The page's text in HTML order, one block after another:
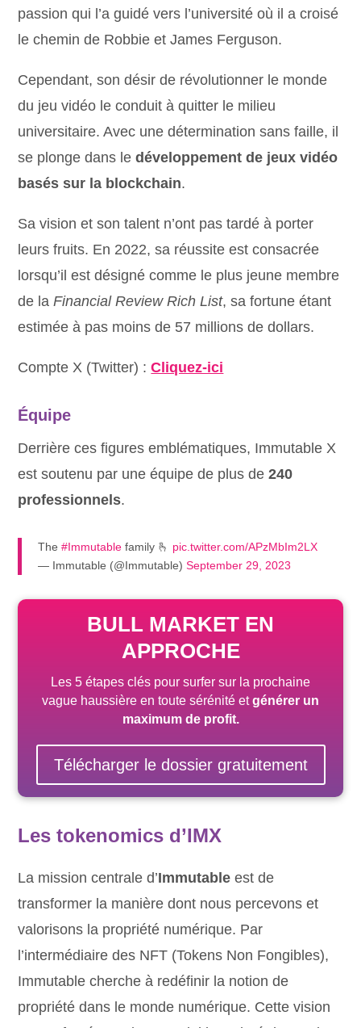
passion qui l’a guidé vers l’université où il a croisé
le chemin de Robbie et James Ferguson.
Cependant, son désir de révolutionner le monde
du jeu vidéo le conduit à quitter le milieu
universitaire. Avec une détermination sans faille, il
se plonge dans ledéveloppement de jeux vidéo
basés sur la blockchain.
Sa vision et son talent n’ont pas tardé à porter
leurs fruits. En 2022, sa réussite est consacrée
lorsqu’il est désigné comme le plus jeune membre
de laFinancial Review Rich List, sa fortune étant
estimée à pas moins de 57 millions de dollars.
Compte X (Twitter) :Cliquez-ici
Équipe
Derrière ces figures emblématiques, Immutable X
est soutenu par une équipe de plus de240
professionnels.
The#Immutable family 🫰 pic.twitter.com/APzMbIm2LX
— Immutable (@Immutable)September 29, 2023
BULL MARKET EN
APPROCHE
Les 5 étapes clés pour surfer sur la prochaine
vague haussière en toute sérénité etgénérer un
maximum de profit.
Télécharger le dossier gratuitement
Les tokenomics d’IMX
La mission centrale d’Immutable est de
transformer la manière dont nous percevons et
valorisons la propriété numérique. Par
l’intermédiaire des NFT (Tokens Non Fongibles),
Immutable cherche à redéfinir la notion de
propriété dans le monde numérique. Cette vision